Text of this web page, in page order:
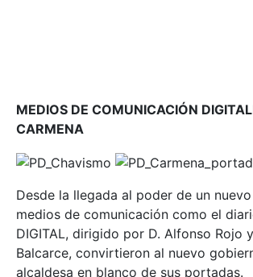
MEDIOS DE COMUNICACIÓN
CARMENA
Desde la llegada al poder de un
medios de comunicación como el
DIGITAL, dirigido por D. Alfonso Rojo
Balcarce, convirtieron al nuevo
alcaldesa en blanco de sus portadas.